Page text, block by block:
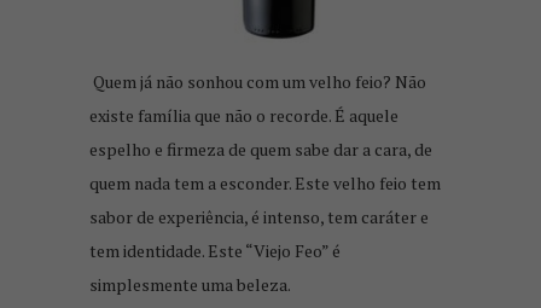
Quem já não sonhou com um velho feio? Não
existe família que não o recorde. É aquele
espelho e firmeza de quem sabe dar a cara, de
quem nada tem a esconder. Este velho feio tem
sabor de experiência, é intenso, tem caráter e
tem identidade. Este “Viejo Feo” é
simplesmente uma beleza.